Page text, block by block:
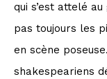
qui s’est attelé
pas toujours les
en scène
shakespeariens